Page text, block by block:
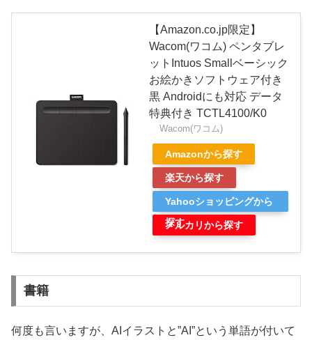
【Amazon.co.jp限定】
Wacom(ワコム) ペンタブレ
ットIntuos Smallベーシック
お絵かきソフトウェア付き
黒 Androidにも対応 データ
特典付き TCTL4100/K0
Wacom(ワコム)
Amazonから探す
楽天から探す
Yahooショッピングから
探す
メルカリから探す
書籍
何度も言いますが、AIイラストと”AI”という単語が付いて